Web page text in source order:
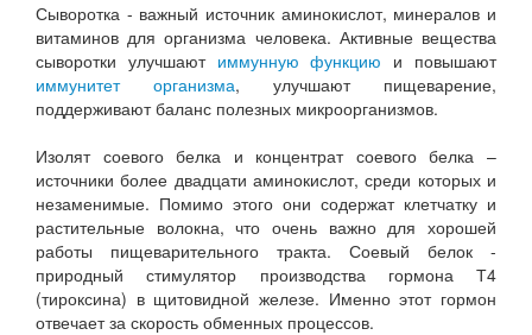
Сыворотка - важный источник аминокислот, минералов и
витаминов для организма человека. Активные вещества
сыворотки улучшают иммунную функцию и повышают
иммунитет организма, улучшают пищеварение,
поддерживают баланс полезных микроорганизмов.
Изолят соевого белка и концентрат соевого белка –
источники более двадцати аминокислот, среди которых и
незаменимые. Помимо этого они содержат клетчатку и
растительные волокна, что очень важно для хорошей
работы пищеварительного тракта. Соевый белок -
природный стимулятор производства гормона Т4
(тироксина) в щитовидной железе. Именно этот гормон
отвечает за скорость обменных процессов.